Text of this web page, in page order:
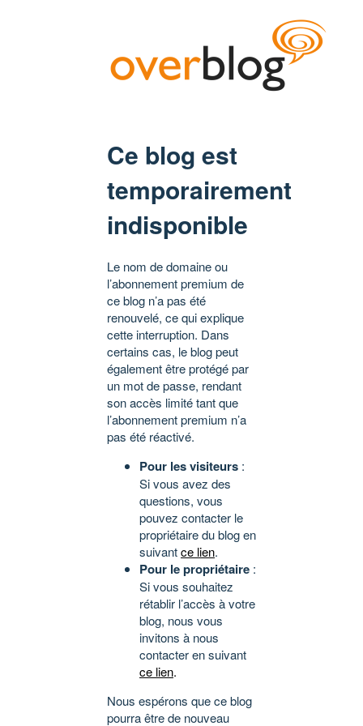
Ce blog est
temporairement
indisponible
Le nom de domaine ou
l’abonnement premium de
ce blog n’a pas été
renouvelé, ce qui explique
cette interruption. Dans
certains cas, le blog peut
également être protégé par
un mot de passe, rendant
son accès limité tant que
l’abonnement premium n’a
pas été réactivé.
Pour les visiteurs :
Si vous avez des
questions, vous
pouvez contacter le
propriétaire du blog en
suivantce lien.
Pour le propriétaire :
Si vous souhaitez
rétablir l’accès à votre
blog, nous vous
invitons à nous
contacter en suivant
ce lien.
Nous espérons que ce blog
pourra être de nouveau